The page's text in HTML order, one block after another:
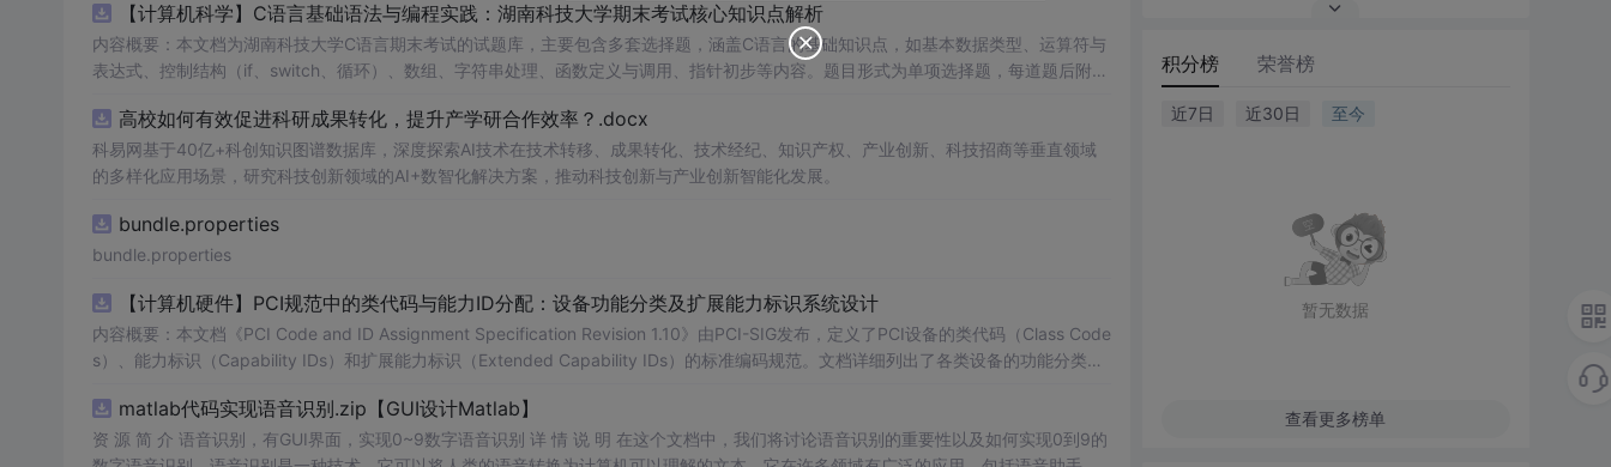
【计算机科学】C语言基础语法与编程实践：湖南科技大学期末考试核心知识点解析
内容概要：本文档为湖南科技大学C语言期末考试的试题库，主要包含多套选择题，涵盖C语言的基础知识点，如基本数据类型、运算符与
表达式、控制结构（if、switch、循环）、数组、字符串处理、函数定义与调用、指针初步等内容。题目形式为单项选择题，每道题后附有
程的学生，特别是准备期末考试或需要强化基础知识的初学者。; 使用场景及目标：①用于考前复习，检验对C语言核心概念的掌握程度；
②辅助教师出题或课堂教学练习；③通过反复练习提高编程思维与代码逻辑分析能力。; 阅读建议：建议结合教材和上机实践进行练习，
重点关注易错题和涉及复杂逻辑控制的题目，理解每道题背后的程序执行流程，以达到真正掌握语言特性的目的。
高校如何有效促进科研成果转化，提升产学研合作效率？.docx
科易网基于40亿+科创知识图谱数据库，深度探索AI技术在技术转移、成果转化、技术经纪、知识产权、产业创新、科技招商等垂直领域
的多样化应用场景，研究科技创新领域的AI+数智化解决方案，推动科技创新与产业创新智能化发展。
bundle.properties
bundle.properties
【计算机硬件】PCI规范中的类代码与能力ID分配：设备功能分类及扩展能力标识系统设计
内容概要：本文档《PCI Code and ID Assignment Specification Revision 1.10》由PCI-SIG发布，定义了PCI设备的类代码（Class Code
s）、能力标识（Capability IDs）和扩展能力标识（Extended Capability IDs）的标准编码规范。文档详细列出了各类设备的功能分类，
matlab代码实现语音识别.zip【GUI设计Matlab】
资 源 简 介 语音识别，有GUI界面，实现0~9数字语音识别 详 情 说 明 在这个文档中，我们将讨论语音识别的重要性以及如何实现0到9的
积分榜 荣誉榜
近7日 近30日 至今
暂无数据
查看更多榜单